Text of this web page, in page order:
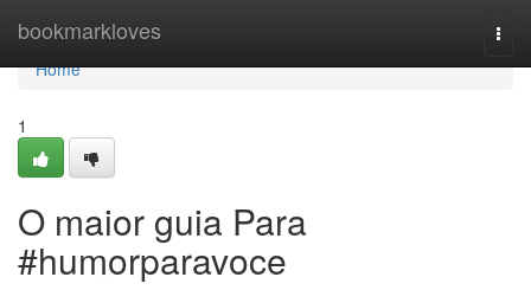
bookmarkloves
Home
Home
1
O maior guia Para
#humorparavoce